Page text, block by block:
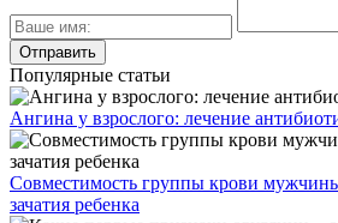
Популярные статьи
Ангина у взрослого: лечение
Совместимость группы крови
зачатия ребенка